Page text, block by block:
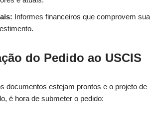
Informes financeiros que comprovem sua
do Pedido ao USCIS
documentos estejam prontos e o projeto de
é hora de submeter o pedido: